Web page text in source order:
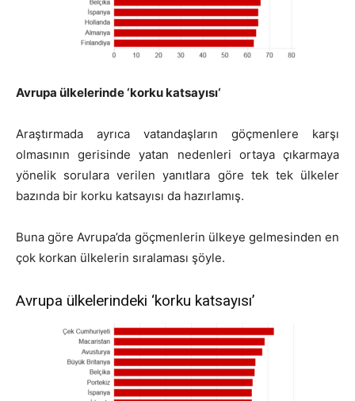
Avrupa ülkelerinde‘korku katsayısı‘
Araştırmada ayrıca vatandaşların göçmenlere karşı
olmasının gerisinde yatan nedenleri ortaya çıkarmaya
yönelik sorulara verilen yanıtlara göre tek tek ülkeler
bazında bir korku katsayısı da hazırlamış.
Buna göre Avrupa’da göçmenlerin ülkeye gelmesinden en
çok korkan ülkelerin sıralaması şöyle.
Avrupa ülkelerindeki ‘korku katsayısı’